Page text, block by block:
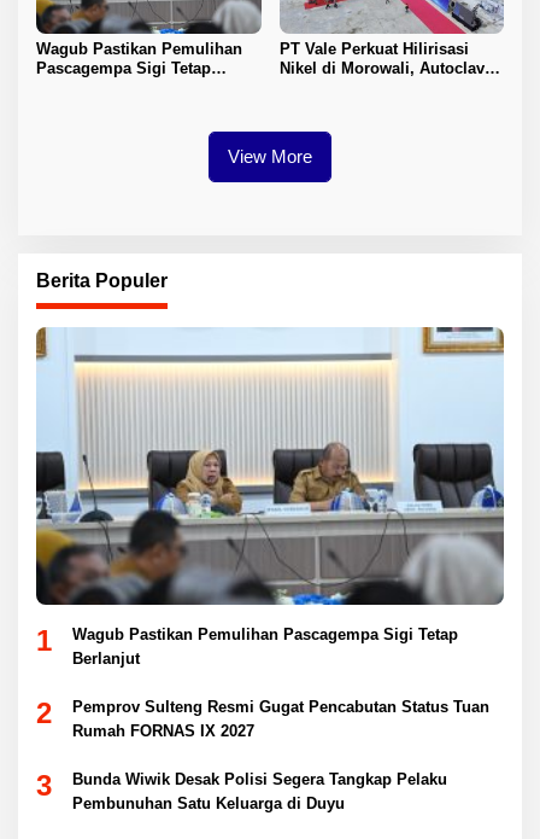
Wagub Pastikan Pemulihan
Pascagempa Sigi Tetap
PT Vale Perkuat Hilirisasi
Nikel di Morowali, Autoclave
View More
Berita Populer
1
Wagub Pastikan Pemulihan Pascagempa Sigi Tetap
Berlanjut
2
Pemprov Sulteng Resmi Gugat Pencabutan Status Tuan
Rumah FORNAS IX 2027
3
Bunda Wiwik Desak Polisi Segera Tangkap Pelaku
Pembunuhan Satu Keluarga di Duyu